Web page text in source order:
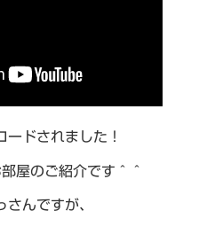
ードされました！
屋のご紹介です＾＾
さんですが、